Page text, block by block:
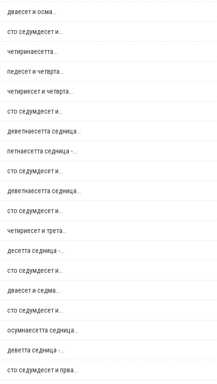
дваесет и осма...
сто седумдесет и...
четиринаесетта...
педесет и четврта...
четириесет и четврта...
сто седумдесет и...
деветнаесетта седница...
петнаесетта седница -...
сто седумдесет и...
деветнаесетта седница...
сто седумдесет и...
четириесет и трета...
десетта седница -...
сто седумдесет и...
дваесет и седма...
сто седумдесет и...
осумнaесетта седница...
деветта седница -...
сто седумдесет и прва...